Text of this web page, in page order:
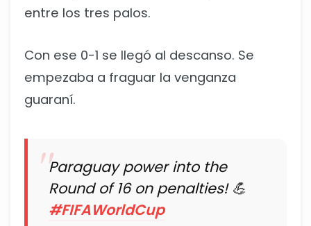
entre los tres palos.
Con ese 0-1 se llegó al descanso. Se
empezaba a fraguar la venganza
guaraní.
Paraguay power into the
Round of 16 on penalties! 💪
#FIFAWorldCup